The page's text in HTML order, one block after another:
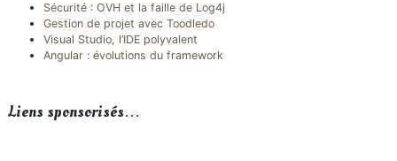
Sécurité : OVH et la faille de Log4j
Gestion de projet avec Toodledo
Visual Studio, l’IDE polyvalent
Angular : évolutions du framework
Liens sponsorisés…